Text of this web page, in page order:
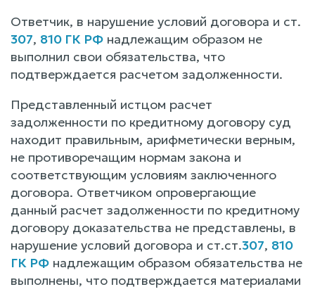
Ответчик, в нарушение условий договора и ст.
307, 810 ГК РФ надлежащим образом не
выполнил свои обязательства, что
подтверждается расчетом задолженности.
Представленный истцом расчет
задолженности по кредитному договору суд
находит правильным, арифметически верным,
не противоречащим нормам закона и
соответствующим условиям заключенного
договора. Ответчиком опровергающие
данный расчет задолженности по кредитному
договору доказательства не представлены, в
нарушение условий договора и ст.ст.307, 810
ГК РФ надлежащим образом обязательства не
выполнены, что подтверждается материалами